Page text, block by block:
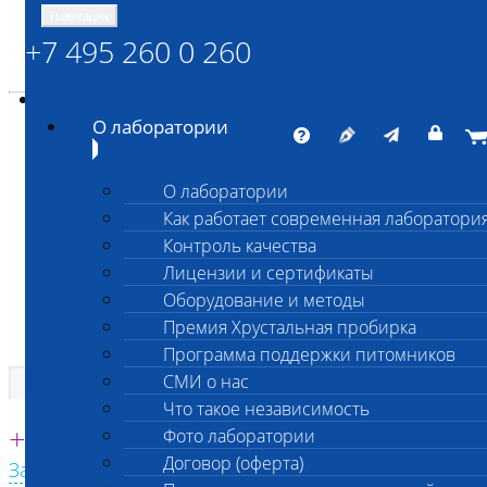
ШАНС БИО
Независимая ветеринарная лаборатория
Единая круглосуточная справочная
+7 495 260 0 260
Заказать звонок с сайта
+7 495 260 0 260
О лаборатории
О лаборатории
Как работает современная
Контроль качества
Лицензии и сертификаты
Оборудование и методы
Премия Хрустальная пробирка
Программа поддержки питомников
СМИ о нас
Что такое независимость
Фото лаборатории
Договор (оферта)